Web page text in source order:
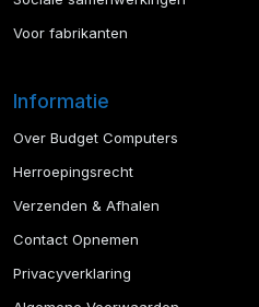
Voor fabrikanten
Informatie
Over Budget Computers
Herroepingsrecht
Verzenden & Afhalen
Contact Opnemen
Privacyverklaring